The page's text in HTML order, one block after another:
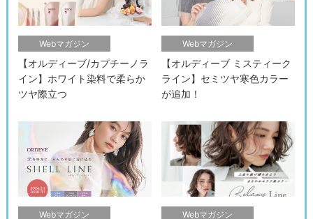
Webマガジン
【オルディーブ/カプチーノラ
イン】ホワイト染料で柔らか
ツヤ際立つ
Webマガジン
【オルディーブ ミスティーク
ライン】セミツヤ寒色カラー
が追加！
Webマガジン Webマガジン